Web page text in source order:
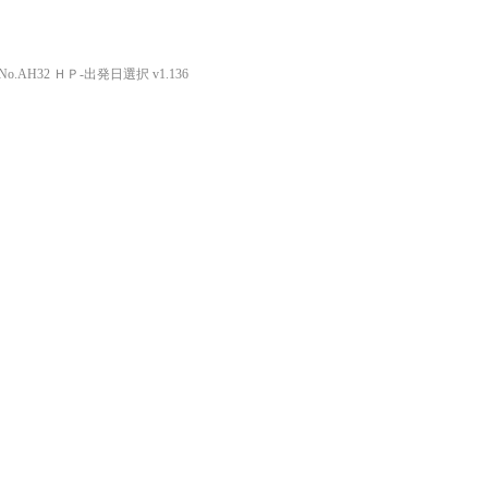
ＨＰ-出発日選択 v1.136